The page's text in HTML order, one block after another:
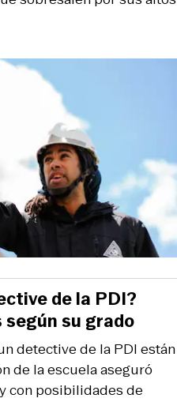
detective de la PDI están
de la escuela aseguró
con posibilidades de
de la PDI?
según su grado